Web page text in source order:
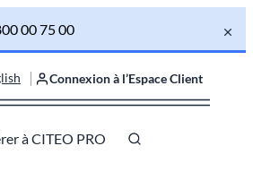
00 75 00
Connexion à l’Espace Client
à CITEO PRO